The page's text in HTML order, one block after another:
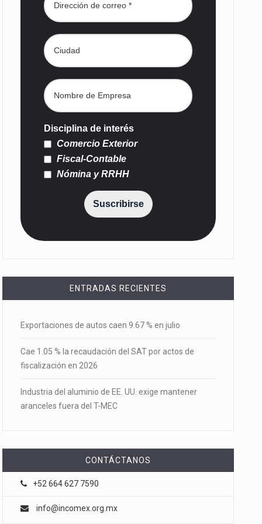
Disciplina de interés
Comercio Exterior
Fiscal-Contable
Nómina y RRHH
Suscribirse
ENTRADAS RECIENTES
Exportaciones de autos caen 9.67 % en julio
Cae 1.05 % la recaudación del SAT por actos de
fiscalización en 2026
Industria del aluminio de EE. UU. exige mantener
aranceles fuera del T-MEC
CONTÁCTANOS
+52 664 627 7590
info@incomex.org.mx